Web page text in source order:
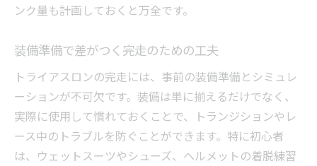
ンク量も計画しておくと万全です。
装備準備で差がつく完走のための工夫
トライアスロンの完走には、事前の装備準備とシミュレ
ーションが不可欠です。装備は単に揃えるだけでなく、
実際に使用して慣れておくことで、トランジションやレ
ース中のトラブルを防ぐことができます。特に初心者
は、ウェットスーツやシューズ、ヘルメットの着脱練習